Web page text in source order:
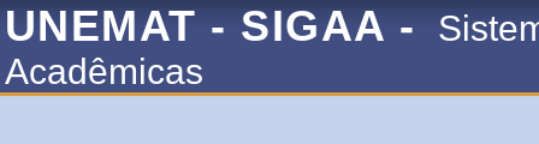
UNEMAT - SIGAA -
Acadêmicas